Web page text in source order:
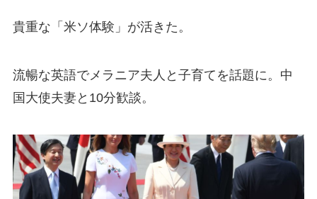
貴重な「米ソ体験」が活きた。
流暢な英語でメラニア夫人と子育てを話題に。中
国大使夫妻と10分歓談。